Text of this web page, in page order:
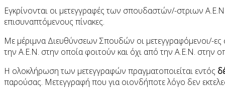
Εγκρίνονται οι μετεγγραφές των σπουδαστών/-στριων
επισυναπτόμενους πίνακες.
Με μέριμνα Διευθύνσεων Σπουδών οι μετεγγραφόμενοι/-ες
την Α.Ε.Ν. στην οποία φοιτούν και όχι από την Α.Ε.Ν. στην
Η ολοκλήρωση των μετεγγραφών πραγματοποιείται εντός
παρούσας. Μετεγγραφή που για οιονδήποτε λόγο δεν